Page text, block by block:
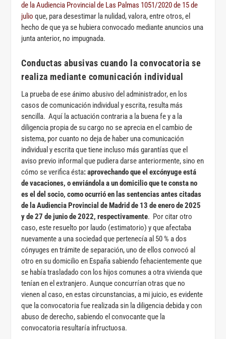
de la Audiencia Provincial de Las Palmas 1051/2020 de 15 de
julio que, para desestimar la nulidad, valora, entre otros, el
hecho de que ya se hubiera convocado mediante anuncios una
junta anterior, no impugnada.
Conductas abusivas cuando la convocatoria se
realiza mediante comunicación individual
La prueba de ese ánimo abusivo del administrador, en los
casos de comunicación individual y escrita, resulta más
sencilla. Aquí la actuación contraria a la buena fe y a la
diligencia propia de su cargo no se aprecia en el cambio de
sistema, por cuanto no deja de haber una comunicación
individual y escrita que tiene incluso más garantías que el
aviso previo informal que pudiera darse anteriormente, sino en
cómo se verifica ésta: aprovechando que el excónyuge está
de vacaciones, o enviándola a un domicilio que te consta no
es el del socio, como ocurrió en las sentencias antes citadas
de la Audiencia Provincial de Madrid de 13 de enero de 2025
y de 27 de junio de 2022, respectivamente. Por citar otro
caso, este resuelto por laudo (estimatorio) y que afectaba
nuevamente a una sociedad que pertenecía al 50 % a dos
cónyuges en trámite de separación, uno de ellos convocó al
otro en su domicilio en España sabiendo fehacientemente que
se había trasladado con los hijos comunes a otra vivienda que
tenían en el extranjero. Aunque concurrían otras que no
vienen al caso, en estas circunstancias, a mi juicio, es evidente
que la convocatoria fue realizada sin la diligencia debida y con
abuso de derecho, sabiendo el convocante que la
convocatoria resultaría infructuosa.